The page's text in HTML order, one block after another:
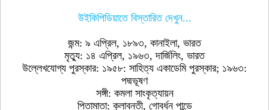
উইকিপিডিয়াতে বিস্তারিত দেখুন...
জন্ম: ৯ এপ্রিল, ১৮৯৩, কানাইলা, ভারত
মৃত্যু: ১৪ এপ্রিল, ১৯৬৩, দার্জিলিং, ভারত
উল্লেখযোগ্য পুরস্কার: ১৯৫৮: সাহিত্য একাডেমি পুরস্কার; ১৯৬৩:
পদ্মভূষণ
সঙ্গী: কমলা সাংকৃত্যায়ন
পিতামাতা: কুলাবন্তী, গোবর্ধন পান্ডে